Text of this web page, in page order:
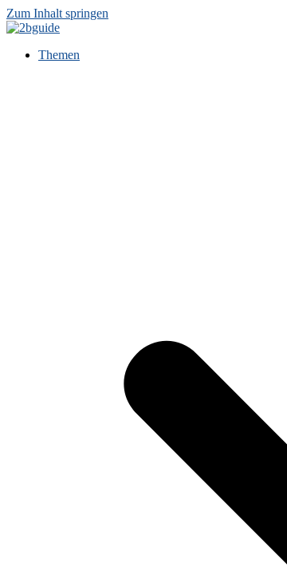
Zum Inhalt springen
Themen